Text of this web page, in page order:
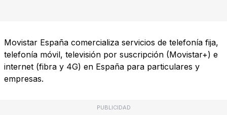
Movistar España comercializa servicios de telefonía fija,
telefonía móvil, televisión por suscripción (Movistar+) e
internet (fibra y 4G) en España para particulares y
empresas.
PUBLICIDAD